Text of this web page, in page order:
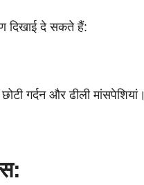
दिखाई दे सकते हैं:
गर्दन और ढीली मांसपेशियां।